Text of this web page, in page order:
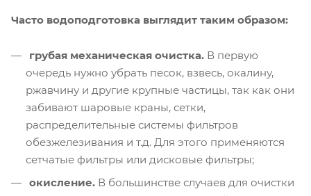
Часто водоподготовка выглядит таким образом:
грубая механическая очистка. В первую
очередь нужно убрать песок, взвесь, окалину,
ржавчину и другие крупные частицы, так как они
забивают шаровые краны, сетки,
распределительные системы фильтров
обезжелезивания и т.д. Для этого применяются
сетчатые фильтры или дисковые фильтры;
окисление. В большинстве случаев для очистки